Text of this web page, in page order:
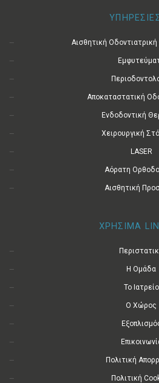
Αισθητική
Αποκαταστατική
Ενδοδοντική
Χειρουργική
LASER
Αόρατη
Αισθητική
ΧΡΗΣΙΜΑ
Η Ομάδα
Το Ιατρείο
Ο Χώρος
Πολιτική
Πολιτική